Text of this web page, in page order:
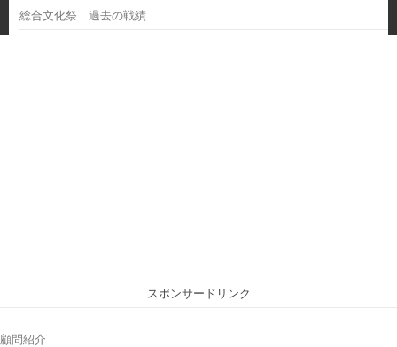
総合文化祭 過去の戦績
スポンサードリンク
顧問紹介